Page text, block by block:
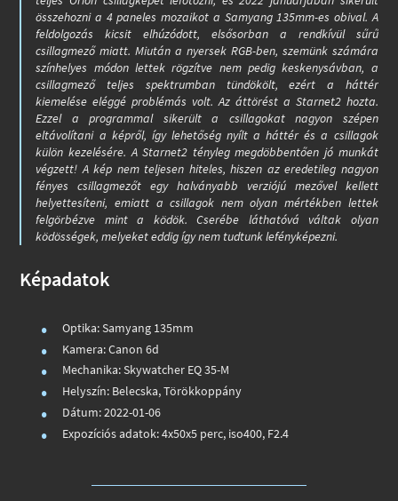
összehozni a 4 paneles mozaikot a Samyang 135mm-es obival. A
feldolgozás kicsit elhúzódott, elsősorban a rendkívül sűrű
csillagmező miatt. Miután a nyersek RGB-ben, szemünk számára
színhelyes módon lettek rögzítve nem pedig keskenysávban, a
csillagmező teljes spektrumban tündökölt, ezért a háttér
kiemelése eléggé problémás volt. Az áttörést a Starnet2 hozta.
Ezzel a programmal sikerült a csillagokat nagyon szépen
eltávolítani a képről, így lehetőség nyílt a háttér és a csillagok
külön kezelésére. A Starnet2 tényleg megdöbbentően jó munkát
végzett! A kép nem teljesen hiteles, hiszen az eredetileg nagyon
fényes csillagmezőt egy halványabb verziójú mezővel kellett
helyettesíteni, emiatt a csillagok nem olyan mértékben lettek
felgörbézve mint a ködök. Cserébe láthatóvá váltak olyan
ködösségek, melyeket eddig így nem tudtunk lefényképezni.
Képadatok
Optika: Samyang 135mm
Kamera: Canon 6d
Mechanika: Skywatcher EQ 35-M
Helyszín: Belecska, Törökkoppány
Dátum: 2022-01-06
Expozíciós adatok: 4x50x5 perc, iso400, F2.4